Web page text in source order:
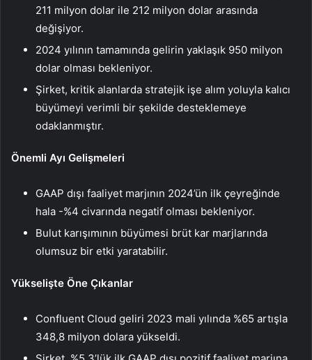
211 milyon dolar ile 212 milyon dolar arasında
değişiyor.
2024 yılının tamamında gelirin yaklaşık 950 milyon
dolar olması bekleniyor.
Şirket, kritik alanlarda stratejik işe alım yoluyla kalıcı
büyümeyi verimli bir şekilde desteklemeye
odaklanmıştır.
Önemli Ayı Gelişmeleri
GAAP dışı faaliyet marjının 2024’ün ilk çeyreğinde
hala -%4 civarında negatif olması bekleniyor.
Bulut karışımının büyümesi brüt kar marjlarında
olumsuz bir etki yaratabilir.
Yükselişte Öne Çıkanlar
Confluent Cloud geliri 2023 mali yılında %65 artışla
348,8 milyon dolara yükseldi.